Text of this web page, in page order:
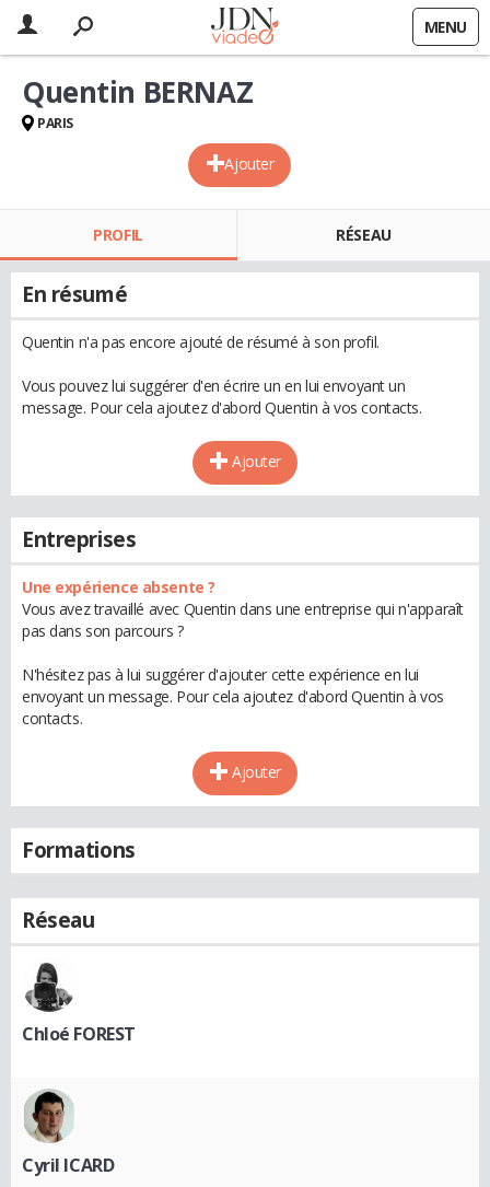
MENU
Ajouter
Quentin BERNAZ
PARIS
PROFIL RÉSEAU
En résumé
Quentin n'a pas encore ajouté de résumé à son profil.
Vous pouvez lui suggérer d'en écrire un en lui envoyant un
message. Pour cela ajoutez d'abord Quentin à vos contacts.
Ajouter
Entreprises
Une expérience absente ?
Vous avez travaillé avec Quentin dans une entreprise qui n'apparaît
pas dans son parcours ?
N'hésitez pas à lui suggérer d'ajouter cette expérience en lui
envoyant un message. Pour cela ajoutez d'abord Quentin à vos
contacts.
Ajouter
Formations
Réseau
Chloé FOREST
Cyril ICARD